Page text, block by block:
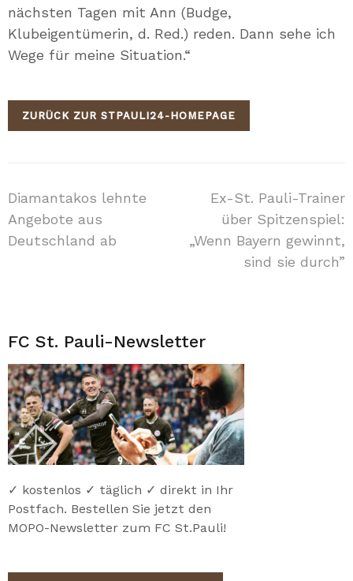
nächsten Tagen mit Ann (Budge,
Klubeigentümerin, d. Red.) reden. Dann sehe ich
Wege für meine Situation.“
ZURÜCK ZUR STPAULI24-HOMEPAGE
Beitragsnavigation
Diamantakos lehnte
Angebote aus
Deutschland ab
Ex-St. Pauli-Trainer
über Spitzenspiel:
„Wenn Bayern gewinnt,
sind sie durch”
FC St. Pauli-Newsletter
✓ kostenlos ✓ täglich ✓ direkt in Ihr
Postfach. Bestellen Sie jetzt den
MOPO-Newsletter zum FC St.Pauli!